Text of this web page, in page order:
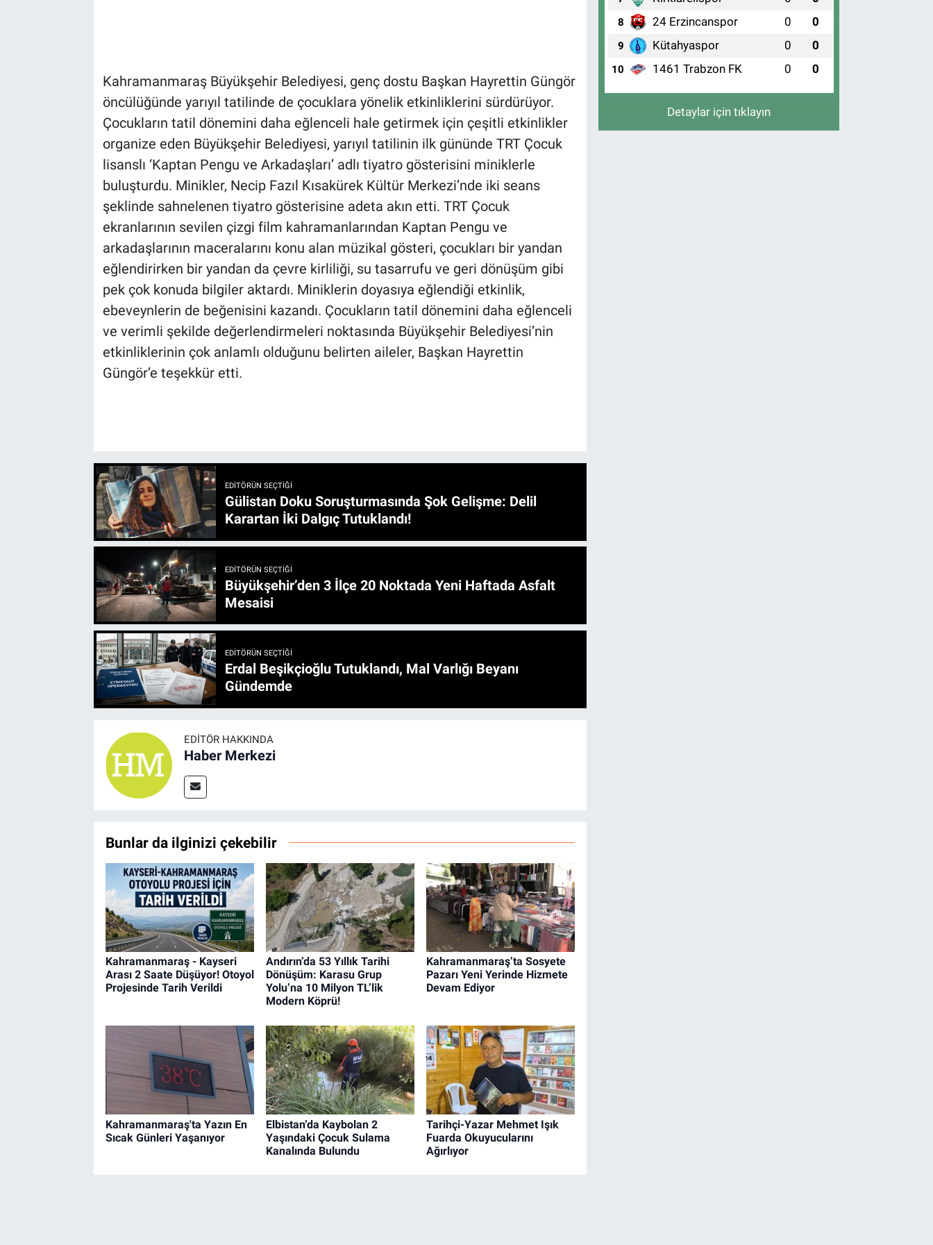
Kahramanmaraş Büyükşehir Belediyesi, genç dostu Başkan Hayrettin Güngör
öncülüğünde yarıyıl tatilinde de çocuklara yönelik etkinliklerini sürdürüyor.
Çocukların tatil dönemini daha eğlenceli hale getirmek için çeşitli etkinlikler
organize eden Büyükşehir Belediyesi, yarıyıl tatilinin ilk gününde TRT Çocuk
lisanslı ‘Kaptan Pengu ve Arkadaşları’ adlı tiyatro gösterisini miniklerle
buluşturdu. Minikler, Necip Fazıl Kısakürek Kültür Merkezi’nde iki seans
şeklinde sahnelenen tiyatro gösterisine adeta akın etti. TRT Çocuk
ekranlarının sevilen çizgi film kahramanlarından Kaptan Pengu ve
arkadaşlarının maceralarını konu alan müzikal gösteri, çocukları bir yandan
eğlendirirken bir yandan da çevre kirliliği, su tasarrufu ve geri dönüşüm gibi
pek çok konuda bilgiler aktardı. Miniklerin doyasıya eğlendiği etkinlik,
ebeveynlerin de beğenisini kazandı. Çocukların tatil dönemini daha eğlenceli
ve verimli şekilde değerlendirmeleri noktasında Büyükşehir Belediyesi’nin
etkinliklerinin çok anlamlı olduğunu belirten aileler, Başkan Hayrettin
Güngör’e teşekkür etti.
EDITÖRÜN SEÇTIĞI
Gülistan Doku Soruşturmasında Şok Gelişme: Delil
Karartan İki Dalgıç Tutuklandı!
EDITÖRÜN SEÇTIĞI
Büyükşehir’den 3 İlçe 20 Noktada Yeni Haftada Asfalt
Mesaisi
EDITÖRÜN SEÇTIĞI
Erdal Beşikçioğlu Tutuklandı, Mal Varlığı Beyanı
Gündemde
EDITÖR HAKKINDA
Haber Merkezi
Bunlar da ilginizi çekebilir
Kahramanmaraş - Kayseri
Arası 2 Saate Düşüyor! Otoyol
Projesinde Tarih Verildi
Andırın’da 53 Yıllık Tarihi
Dönüşüm: Karasu Grup
Yolu’na 10 Milyon TL’lik
Modern Köprü!
Kahramanmaraş’ta Sosyete
Pazarı Yeni Yerinde Hizmete
Devam Ediyor
Kahramanmaraş'ta Yazın En
Sıcak Günleri Yaşanıyor
Elbistan’da Kaybolan 2
Yaşındaki Çocuk Sulama
Kanalında Bulundu
Tarihçi-Yazar Mehmet Işık
Fuarda Okuyucularını
Ağırlıyor
8 24 Erzincanspor 0 0
9 Kütahyaspor 0 0
10 1461 Trabzon FK 0 0
Detaylar için tıklayın